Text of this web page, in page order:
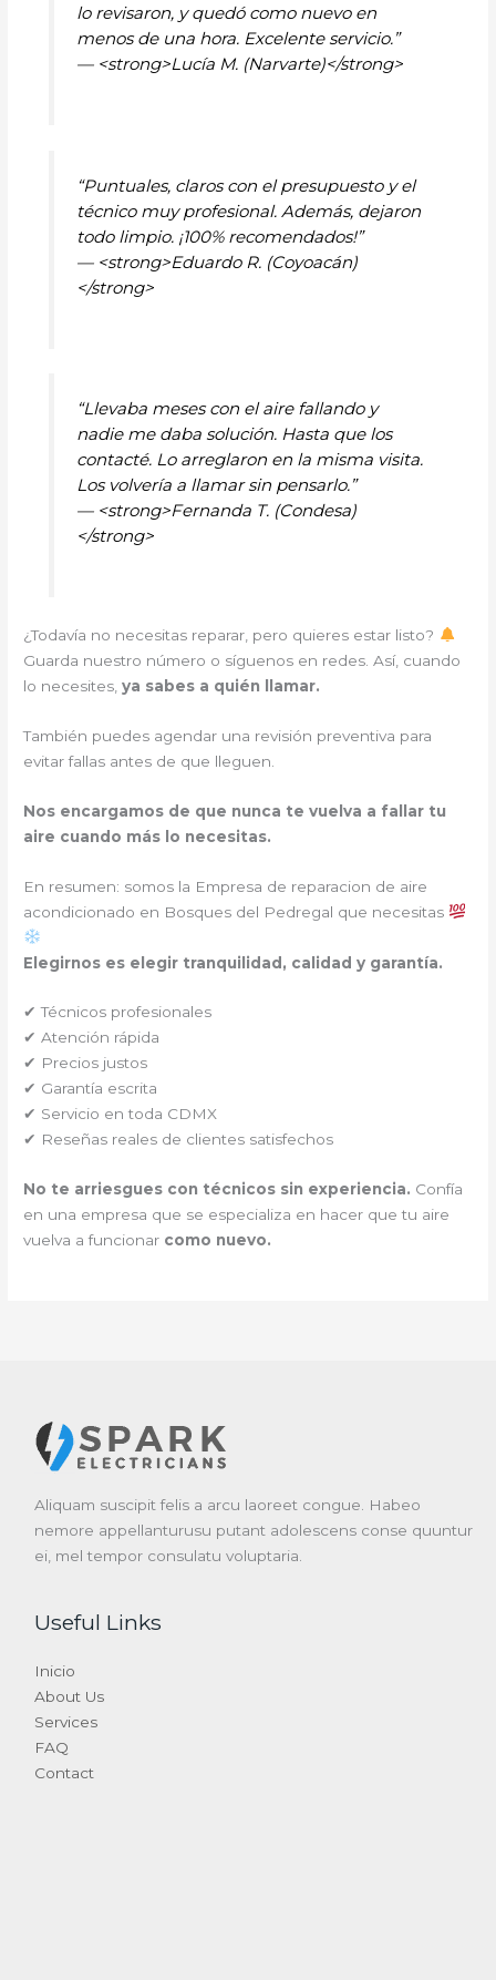
lo revisaron, y quedó como nuevo en
menos de una hora. Excelente servicio.”
— <strong>Lucía M. (Narvarte)</strong>
“Puntuales, claros con el presupuesto y el
técnico muy profesional. Además, dejaron
todo limpio. ¡100% recomendados!”
— <strong>Eduardo R. (Coyoacán)
</strong>
“Llevaba meses con el aire fallando y
nadie me daba solución. Hasta que los
contacté. Lo arreglaron en la misma visita.
Los volvería a llamar sin pensarlo.”
— <strong>Fernanda T. (Condesa)
</strong>
¿Todavía no necesitas reparar, pero quieres estar listo?
Guarda nuestro número o síguenos en redes. Así, cuando
lo necesites,ya sabes a quién llamar.
También puedes agendar una revisión preventiva para
evitar fallas antes de que lleguen.
Nos encargamos de que nunca te vuelva a fallar tu
aire cuando más lo necesitas.
En resumen: somos la Empresa de reparacion de aire
acondicionado en Bosques del Pedregal que necesitas
Elegirnos es elegir tranquilidad, calidad y garantía.
✔ Técnicos profesionales
✔ Atención rápida
✔ Precios justos
✔ Garantía escrita
✔ Servicio en toda CDMX
✔ Reseñas reales de clientes satisfechos
No te arriesgues con técnicos sin experiencia. Confía
en una empresa que se especializa en hacer que tu aire
vuelva a funcionar como nuevo.
Aliquam suscipit felis a arcu laoreet congue. Habeo
nemore appellanturusu putant adolescens conse quuntur
ei, mel tempor consulatu voluptaria.
Useful Links
Inicio
About Us
Services
FAQ
Contact